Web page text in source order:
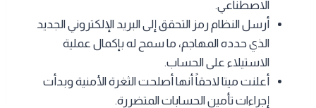
الاصطناعي.
أرسل النظام رمز التحقق إلى البريد الإلكتروني الجديد
الذي حدده المهاجم، ما سمح له بإكمال عملية
الاستيلاء على الحساب.
أعلنت ميتا لاحقاً أنها أصلحت الثغرة الأمنية وبدأت
إجراءات تأمين الحسابات المتضررة.